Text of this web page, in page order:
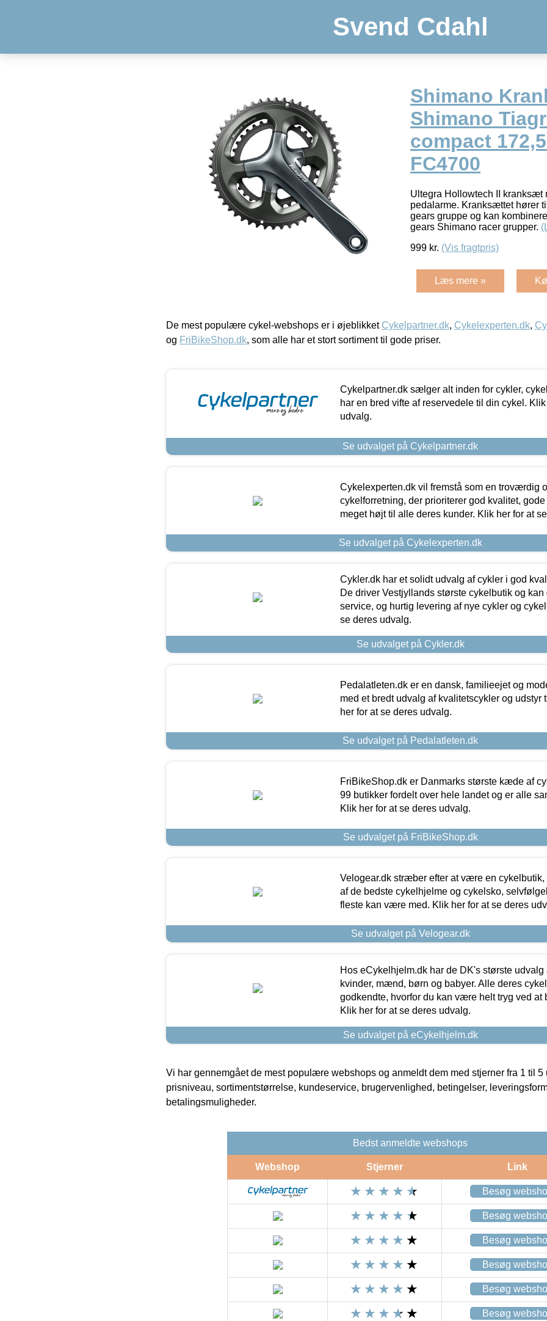
Svend Cdahl
Shimano
Shimano
compact
FC4700
Ultegra Hollowtech II kranksæt
pedalarme. Kranksættet hører
gears gruppe og kan
gears Shimano racer grupper.
999 kr. (Vis fragtpris)
Læs mere »
De mest populære cykel-webshops er i øjeblikket Cykelpartner.dk, Cykelexperten.dk,
og FriBikeShop.dk, som alle har et stort sortiment til gode priser.
Cykelpartner.dk sælger alt inden for cykler,
har en bred vifte af reservedele til din cykel.
udvalg.
Se udvalget på Cykelpartner.dk
Cykelexperten.dk vil fremstå som en troværdig
cykelforretning, der prioriterer god kvalitet,
meget højt til alle deres kunder. Klik her for at
Se udvalget på Cykelexperten.dk
Cykler.dk har et solidt udvalg af cykler i god
De driver Vestjyllands største cykelbutik og kan
service, og hurtig levering af nye cykler og
se deres udvalg.
Se udvalget på Cykler.dk
Pedalatleten.dk er en dansk, familieejet og
med et bredt udvalg af kvalitetscykler og udstyr
her for at se deres udvalg.
Se udvalget på Pedalatleten.dk
FriBikeShop.dk er Danmarks største kæde af
99 butikker fordelt over hele landet og er alle
Klik her for at se deres udvalg.
Se udvalget på FriBikeShop.dk
Velogear.dk stræber efter at være en cykelbutik,
af de bedste cykelhjelme og cykelsko,
fleste kan være med. Klik her for at se deres
Se udvalget på Velogear.dk
Hos eCykelhjelm.dk har de DK's største udvalg
kvinder, mænd, børn og babyer. Alle deres
godkendte, hvorfor du kan være helt tryg ved at
Klik her for at se deres udvalg.
Se udvalget på eCykelhjelm.dk
Vi har gennemgået de mest populære webshops og anmeldt dem med stjerner fra 1 til 5
prisniveau, sortimentstørrelse, kundeservice, brugervenlighed, betingelser,
betalingsmuligheder.
Bedst anmeldte webshops
Webshop Stjerner Link
Besøg
Besøg
Besøg
Besøg
Besøg
Besøg